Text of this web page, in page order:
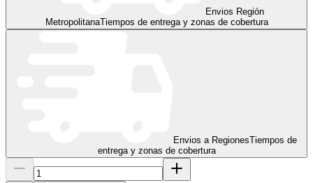
Envios Región
MetropolitanaTiempos de entrega y zonas de cobertura
Envios a RegionesTiempos de
entrega y zonas de cobertura